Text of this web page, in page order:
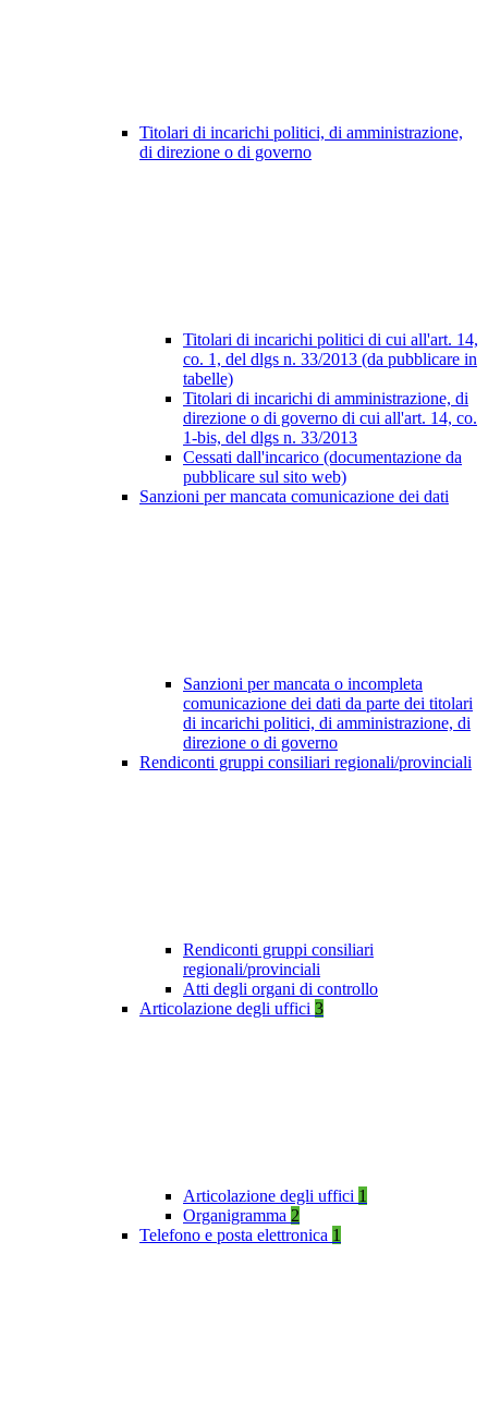
Titolari di incarichi politici, di amministrazione,
di direzione o di governo
Titolari di incarichi politici di cui all'art. 14,
co. 1, del dlgs n. 33/2013 (da pubblicare in
tabelle)
Titolari di incarichi di amministrazione, di
direzione o di governo di cui all'art. 14, co.
1-bis, del dlgs n. 33/2013
Cessati dall'incarico (documentazione da
pubblicare sul sito web)
Sanzioni per mancata comunicazione dei dati
Sanzioni per mancata o incompleta
comunicazione dei dati da parte dei titolari
di incarichi politici, di amministrazione, di
direzione o di governo
Rendiconti gruppi consiliari regionali/provinciali
Rendiconti gruppi consiliari
regionali/provinciali
Atti degli organi di controllo
Articolazione degli uffici 3
Articolazione degli uffici 1
Organigramma 2
Telefono e posta elettronica 1